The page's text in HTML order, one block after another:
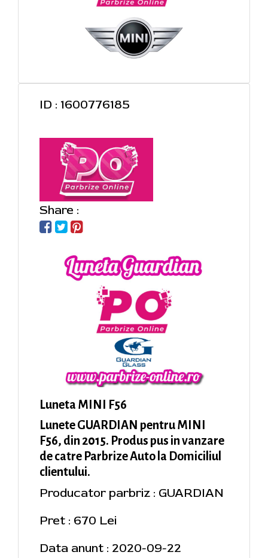
ID : 1600776185
Share :
Luneta MINI F56
Lunete GUARDIAN pentru MINI
F56, din 2015. Produs pus in vanzare
de catre Parbrize Auto la Domiciliul
clientului.
Producator parbriz : GUARDIAN
Pret : 670 Lei
Data anunt : 2020-09-22